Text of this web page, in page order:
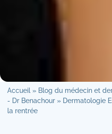
Accueil » Blog du médecin et
- Dr Benachour » Dermatologie
la rentrée